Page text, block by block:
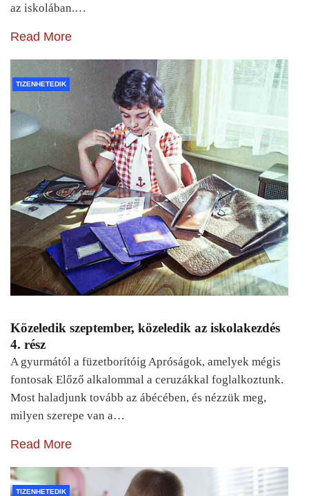
az iskolában.…
Read More
TIZENHETEDIK
Közeledik szeptember, közeledik az iskolakezdés
4. rész
A gyurmától a füzetborítóig Apróságok, amelyek mégis
fontosak Előző alkalommal a ceruzákkal foglalkoztunk.
Most haladjunk tovább az ábécében, és nézzük meg,
milyen szerepe van a…
Read More
TIZENHETEDIK